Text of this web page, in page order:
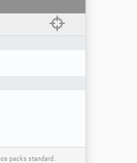
packs standard.